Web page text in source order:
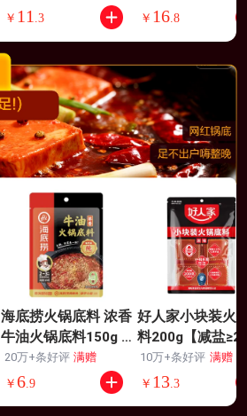
调味酱
萨瓦迪卡同款
￥ 11 .3
鲜腌制肉类
国宝级大师推荐
￥ 16.8
海底捞火锅底料 浓香
牛油火锅底料150g 2
~3人份麻辣味火锅底
料
20万+条好评 满赠
￥6. 9
好人家小块装火
料200g【减盐≥2
5%】火锅底料手
牛油冒菜串串调
10万+条好评 满赠
￥ 13 .3